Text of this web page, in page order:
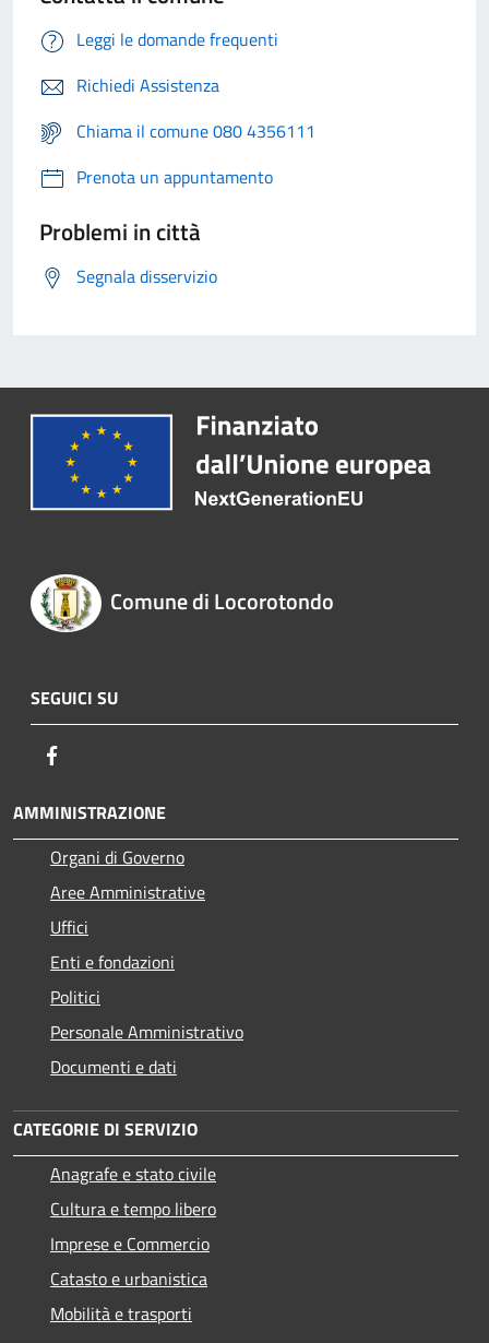
Leggi le domande frequenti
Richiedi Assistenza
Chiama il comune 080 4356111
Prenota un appuntamento
Problemi in città
Segnala disservizio
Comune di Locorotondo
SEGUICI SU
AMMINISTRAZIONE
Organi di Governo
Aree Amministrative
Uffici
Enti e fondazioni
Politici
Personale Amministrativo
Documenti e dati
CATEGORIE DI SERVIZIO
Anagrafe e stato civile
Cultura e tempo libero
Imprese e Commercio
Catasto e urbanistica
Mobilità e trasporti